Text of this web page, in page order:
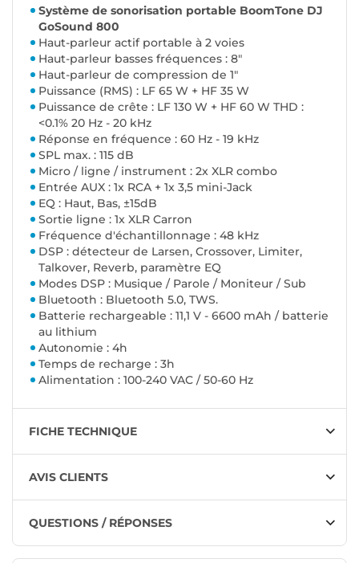
Système de sonorisation portable BoomTone DJ
GoSound 800
Haut-parleur actif portable à 2 voies
Haut-parleur basses fréquences : 8"
Haut-parleur de compression de 1"
Puissance (RMS) : LF 65 W + HF 35 W
Puissance de crête : LF 130 W + HF 60 W THD :
<0.1% 20 Hz - 20 kHz
Réponse en fréquence : 60 Hz - 19 kHz
SPL max. : 115 dB
Micro / ligne / instrument : 2x XLR combo
Entrée AUX : 1x RCA + 1x 3,5 mini-Jack
EQ : Haut, Bas, ±15dB
Sortie ligne : 1x XLR Carron
Fréquence d'échantillonnage : 48 kHz
DSP : détecteur de Larsen, Crossover, Limiter,
Talkover, Reverb, paramètre EQ
Modes DSP : Musique / Parole / Moniteur / Sub
Bluetooth : Bluetooth 5.0, TWS.
Batterie rechargeable : 11,1 V - 6600 mAh / batterie
au lithium
Autonomie : 4h
Temps de recharge : 3h
Alimentation : 100-240 VAC / 50-60 Hz
FICHE TECHNIQUE
AVIS CLIENTS
QUESTIONS / RÉPONSES